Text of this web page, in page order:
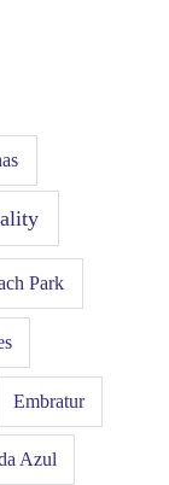
Park
Embratur
Azul